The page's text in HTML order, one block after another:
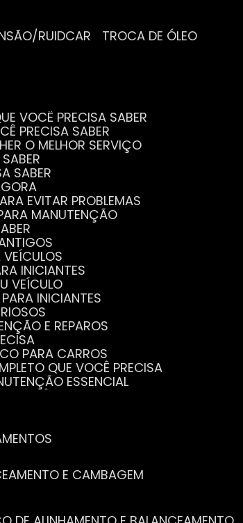
RUIDCAR TROCA DE ÓLEO
VOCÊ PRECISA SABER
PRECISA SABER
O MELHOR SERVIÇO
SABER
EVITAR PROBLEMAS
MANUTENÇÃO
VEÍCULOS
INICIANTES
VEÍCULO
INICIANTES
E REPAROS
PARA CARROS
QUE VOCÊ PRECISA
ESSENCIAL
VOCÊ PRECISA SABER
DO SEU CARRO
PRECISA SABER
DO SEU CARRO
E CAMBAGEM